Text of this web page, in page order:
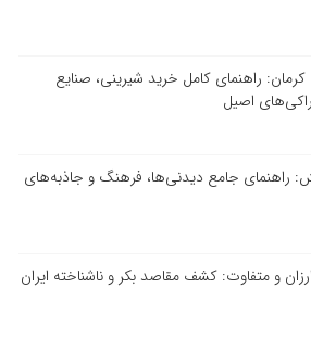
راهنمای کامل خرید شیرینی، صنایع
اصیل
راهنمای جامع دیدنی‌ها، فرهنگ و جاذبه‌های
و متفاوت: کشف مقاصد بکر و ناشناخته ایران